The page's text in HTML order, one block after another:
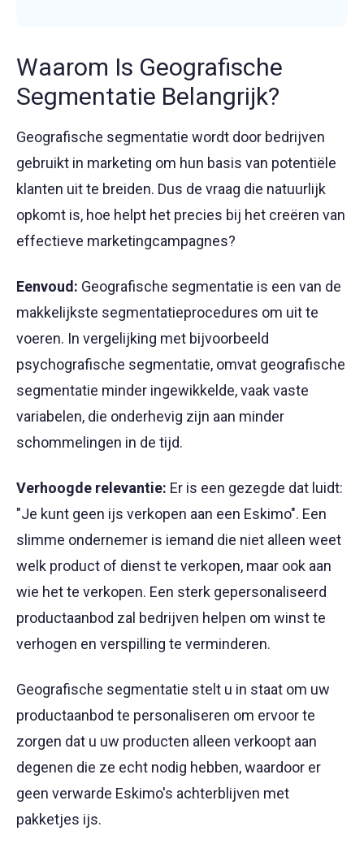
Waarom Is Geografische
Segmentatie Belangrijk?
Geografische segmentatie wordt door bedrijven
gebruikt in marketing om hun basis van potentiële
klanten uit te breiden. Dus de vraag die natuurlijk
opkomt is, hoe helpt het precies bij het creëren van
effectieve marketingcampagnes?
Eenvoud: Geografische segmentatie is een van de
makkelijkste segmentatieprocedures om uit te
voeren. In vergelijking met bijvoorbeeld
psychografische segmentatie, omvat geografische
segmentatie minder ingewikkelde, vaak vaste
variabelen, die onderhevig zijn aan minder
schommelingen in de tijd.
Verhoogde relevantie: Er is een gezegde dat luidt:
"Je kunt geen ijs verkopen aan een Eskimo". Een
slimme ondernemer is iemand die niet alleen weet
welk product of dienst te verkopen, maar ook aan
wie het te verkopen. Een sterk gepersonaliseerd
productaanbod zal bedrijven helpen om winst te
verhogen en verspilling te verminderen.
Geografische segmentatie stelt u in staat om uw
productaanbod te personaliseren om ervoor te
zorgen dat u uw producten alleen verkoopt aan
degenen die ze echt nodig hebben, waardoor er
geen verwarde Eskimo's achterblijven met
pakketjes ijs.